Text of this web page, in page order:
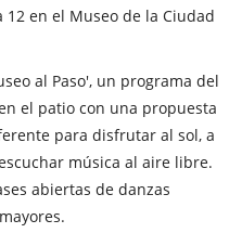
12 en el Museo de la Ciudad
al Paso', un programa del
el patio con una propuesta
para disfrutar al sol, a
música al aire libre.
abiertas de danzas